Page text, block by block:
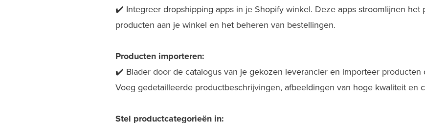
✔️ Integreer dropshipping apps in je Shopify winkel. Deze apps stroomlijnen het
producten aan je winkel en het beheren van bestellingen.
Producten importeren:
✔️ Blader door de catalogus van je gekozen leverancier en importeer producten
Voeg gedetailleerde productbeschrijvingen, afbeeldingen van hoge kwaliteit en
Stel productcategorieën in: